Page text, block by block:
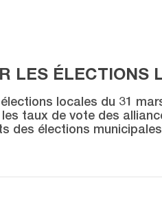
LES ÉLECTIONS
locales du 31
taux de vote des
des élections